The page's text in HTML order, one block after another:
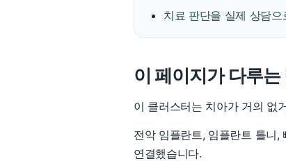
치료 판단을 실제 상담
이 페이지가 다루는
이 클러스터는 치아가 거의 없
전악 임플란트, 임플란트 틀니,
연결했습니다.